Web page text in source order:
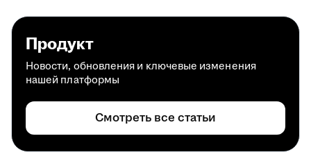
Продукт
Новости, обновления и ключевые изменения
нашей платформы
Смотреть все статьи